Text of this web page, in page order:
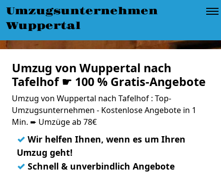
Umzugsunternehmen
Wuppertal
Umzug von Wuppertal nach
Tafelhof ☛ 100 % Gratis-Angebote
Umzug von Wuppertal nach Tafelhof : Top-
Umzugsunternehmen - Kostenlose Angebote in 1
Min. ➨ Umzüge ab 78€
✓ Wir helfen Ihnen, wenn es um Ihren
Umzug geht!
✓ Schnell & unverbindlich Angebote